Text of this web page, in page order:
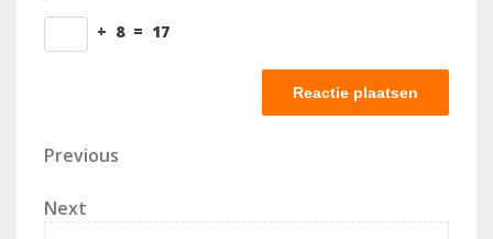
+ 8 = 17
Berichtnavigatie
Previous
Previous
Next
Post
Next